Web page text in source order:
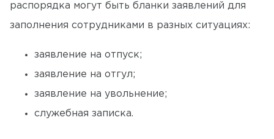
распорядка могут быть бланки заявлений для
заполнения сотрудниками в разных ситуациях:
заявление на отпуск;
заявление на отгул;
заявление на увольнение;
служебная записка.